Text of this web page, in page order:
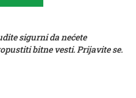
sigurni da nećete
bitne vesti. Prijavite se.